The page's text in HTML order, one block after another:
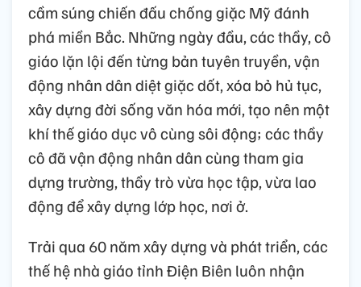
cầm súng chiến đấu chống giặc Mỹ đánh
phá miền Bắc. Những ngày đầu, các thầy, cô
giáo lặn lội đến từng bản tuyên truyền, vận
động nhân dân diệt giặc dốt, xóa bỏ hủ tục,
xây dựng đời sống văn hóa mới, tạo nên một
khí thế giáo dục vô cùng sôi động; các thầy
cô đã vận động nhân dân cùng tham gia
dựng trường, thầy trò vừa học tập, vừa lao
động để xây dựng lớp học, nơi ở.
Trải qua 60 năm xây dựng và phát triển, các
thế hệ nhà giáo tỉnh Điện Biên luôn nhận